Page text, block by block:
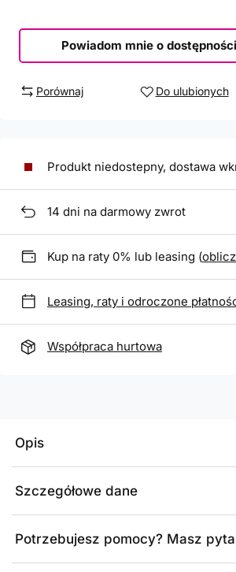
Powiadom mnie o
Porównaj Do ulubionych
Produkt niedostepny, dostawa
14 dni na darmowy zwrot
Kup na raty 0% lub leasing (
Leasing, raty i odroczone
Współpraca hurtowa
Opis
Szczegółowe dane
Potrzebujesz pomocy? Masz